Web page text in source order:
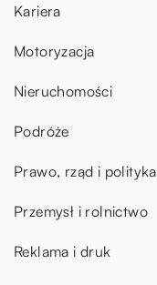
Kariera
Motoryzacja
Nieruchomości
Podróże
Prawo, rząd i polityka
Przemysł i rolnictwo
Reklama i druk